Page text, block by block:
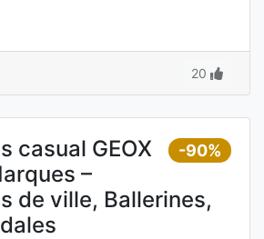
20
-90%
casual GEOX
–
de ville, Ballerines,